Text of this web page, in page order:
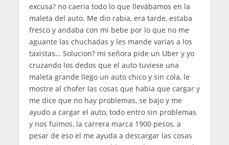
excusa? no caeria todo lo que llevábamos en la
maleta del auto. Me dio rabia, era tarde, estaba
fresco y andaba con mi bebe por lo que no me
aguante las chuchadas y les mande varias a los
taxistas… Solucion? mi señora pide un Uber y yo
cruzando los dedos que el auto tuviese una
maleta grande llego un auto chico y sin cola, le
mostre al chofer las cosas que habia que cargar y
me dice que no hay problemas, se bajo y me
ayudo a cargar el auto, todo entro sin problemas
y nos fuimos, la carrera marca 1900 pesos, a
pesar de eso el me ayuda a descargar las cosas